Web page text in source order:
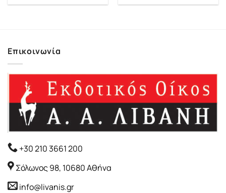
Επικοινωνία
+30 210 3661 200
Σόλωνος 98, 10680 Αθήνα
info@livanis.gr